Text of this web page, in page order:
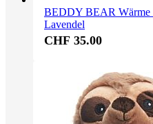
BEDDY BEAR Wärme
Lavendel
CHF 35.00